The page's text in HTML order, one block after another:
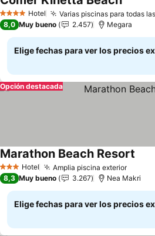
4 EstrellasHotel Varias piscinas para todas
Ver
8,0 Muy bueno 2.457 Megara
Elige fechas para ver los precios
Opción destacada
3 Estrellas
Hotel Amplia piscina exteriorVer
Marathon Beach Resort
8,3 Muy bueno 3.267 Nea Makri
Elige fechas para ver los precios